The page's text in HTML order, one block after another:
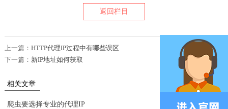
返回栏目
上一篇： HTTP代理IP过程中有哪些误区
下一篇： 新IP地址如何获取
相关文章
爬虫要选择专业的代理IP